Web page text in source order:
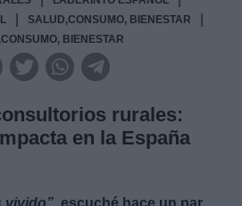
SALUD,CONSUMO, BIENESTAR
BIENESTAR
rurales:
en la España